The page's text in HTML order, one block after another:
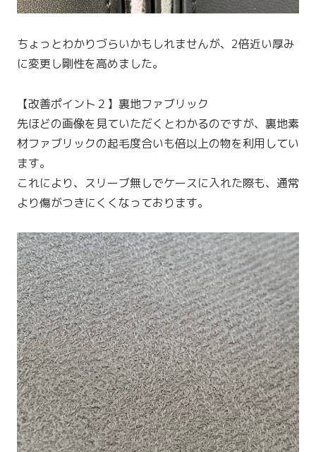
ちょっとわかりづらいかもしれませんが、2倍近い厚み
に変更し剛性を高めました。
【改善ポイント２】裏地ファブリック
先ほどの画像を見ていただくとわかるのですが、裏地素
材ファブリックの起毛度合いも倍以上の物を利用してい
ます。
これにより、スリーブ無しでケースに入れた際も、通常
より傷がつきにくくなっております。